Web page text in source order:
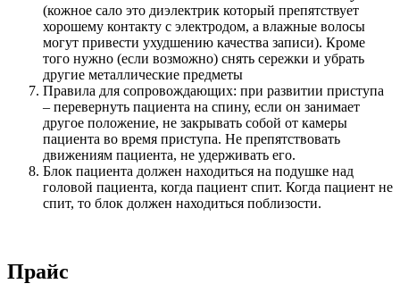
(кожное сало это диэлектрик который препятствует
хорошему контакту с электродом, а влажные волосы
могут привести ухудшению качества записи). Кроме
того нужно (если возможно) снять сережки и убрать
другие металлические предметы
Правила для сопровождающих: при развитии приступа
– перевернуть пациента на спину, если он занимает
другое положение, не закрывать собой от камеры
пациента во время приступа. Не препятствовать
движениям пациента, не удерживать его.
Блок пациента должен находиться на подушке над
головой пациента, когда пациент спит. Когда пациент не
спит, то блок должен находиться поблизости.
Прайс